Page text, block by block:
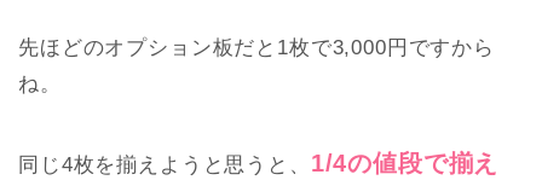
先ほどのオプション板だと1枚で3,000円ですから
ね。
同じ4枚を揃えようと思うと、 1/4の値段で揃え